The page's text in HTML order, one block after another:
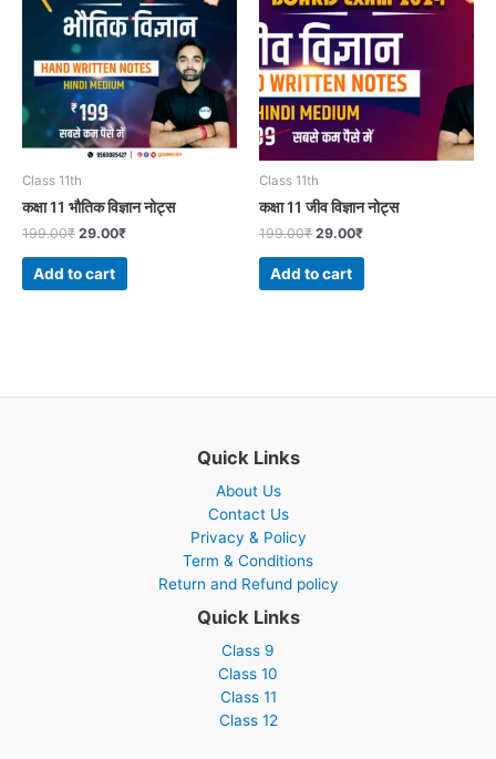
Class 11th
कक्षा 11 भौतिक विज्ञान नोट्स
199.00₹ 29.00₹
Add to cart
Class 11th
कक्षा 11 जीव विज्ञान नोट्स
199.00₹ 29.00₹
Add to cart
Quick Links
About Us
Contact Us
Privacy & Policy
Term & Conditions
Return and Refund policy
Quick Links
Class 9
Class 10
Class 11
Class 12